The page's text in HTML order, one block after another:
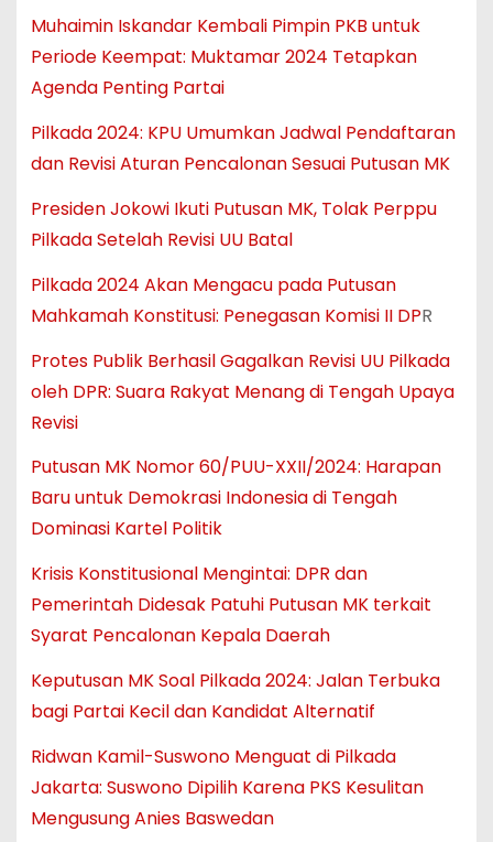
Muhaimin Iskandar Kembali Pimpin PKB untuk
Periode Keempat: Muktamar 2024 Tetapkan
Agenda Penting Partai
Pilkada 2024: KPU Umumkan Jadwal Pendaftaran
dan Revisi Aturan Pencalonan Sesuai Putusan MK
Presiden Jokowi Ikuti Putusan MK, Tolak Perppu
Pilkada Setelah Revisi UU Batal
Pilkada 2024 Akan Mengacu pada Putusan
Mahkamah Konstitusi: Penegasan Komisi II DPR
Protes Publik Berhasil Gagalkan Revisi UU Pilkada
oleh DPR: Suara Rakyat Menang di Tengah Upaya
Revisi
Putusan MK Nomor 60/PUU-XXII/2024: Harapan
Baru untuk Demokrasi Indonesia di Tengah
Dominasi Kartel Politik
Krisis Konstitusional Mengintai: DPR dan
Pemerintah Didesak Patuhi Putusan MK terkait
Syarat Pencalonan Kepala Daerah
Keputusan MK Soal Pilkada 2024: Jalan Terbuka
bagi Partai Kecil dan Kandidat Alternatif
Ridwan Kamil-Suswono Menguat di Pilkada
Jakarta: Suswono Dipilih Karena PKS Kesulitan
Mengusung Anies Baswedan